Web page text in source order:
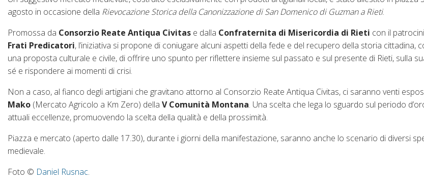
agosto in occasione della Rievocazione Storica della Canonizzazione di San Domenico di Guzman a Rieti.
Promossa da Consorzio Reate Antiqua Civitas e dalla Confraternita di Misericordia di Rieti con il
Frati Predicatori, l’iniziativa si propone di coniugare alcuni aspetti della fede e del recupero della storia cittadina,
una proposta culturale e civile, di offrire uno spunto per riflettere insieme sul passato e sul presente di Rieti, sulla
sé e rispondere ai momenti di crisi.
Non a caso, al fianco degli artigiani che gravitano attorno al Consorzio Reate Antiqua Civitas, ci saranno venti
Mako (Mercato Agricolo a Km Zero) della V Comunità Montana. Una scelta che lega lo sguardo sul periodo
attuali eccellenze, promuovendo la scelta della qualità e della prossimità.
Piazza e mercato (aperto dalle 17.30), durante i giorni della manifestazione, saranno anche lo scenario di diversi
medievale.
Foto © Daniel Rusnac.